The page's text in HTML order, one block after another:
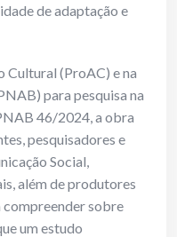
de adaptação e
Cultural (ProAC) e na
para pesquisa na
46/2024, a obra
pesquisadores e
Social,
além de produtores
compreender sobre
um estudo